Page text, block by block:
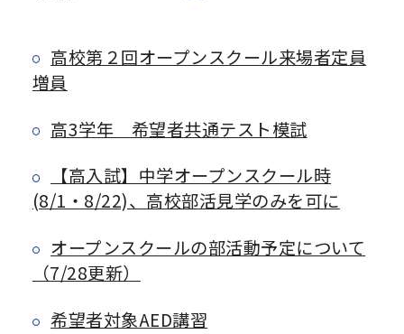
高校第２回オープンスクール来場者定員
増員
高3学年 希望者共通テスト模試
【高入試】中学オープンスクール時
(8/1・8/22)、高校部活見学のみを可に
オープンスクールの部活動予定について
（7/28更新）
希望者対象AED講習